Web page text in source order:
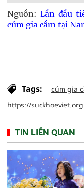
Nguồn: Lần đầu
cúm gia cầm tại
Tags: cúm gia
https://
TIN LIÊN QUAN